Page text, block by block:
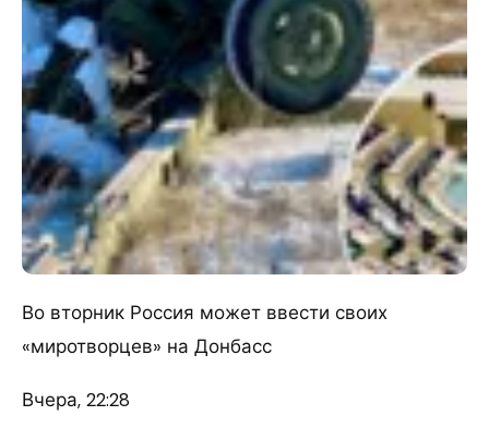
Во вторник Россия может ввести своих
«миротворцев» на Донбасс
Вчера, 22:28